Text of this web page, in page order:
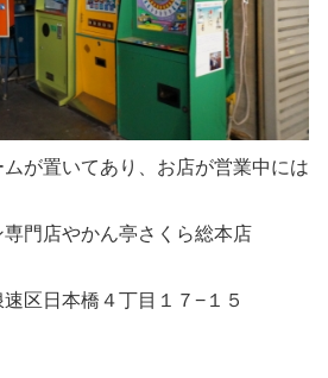
が置いてあり、お店が営業中には
門店やかん亭さくら総本店
区日本橋４丁目１７−１５